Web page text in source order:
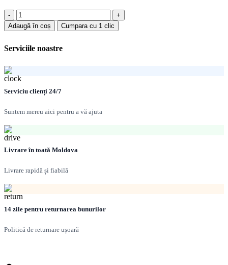
Cantitate
Plinta
19
Adaugă în coș Cumpara cu 1 clic
Serviciile noastre
Serviciu clienți 24/7
Suntem mereu aici pentru a vă ajuta
Livrare în toată Moldova
Livrare rapidă și fiabilă
14 zile pentru returnarea bunurilor
Politică de returnare ușoară